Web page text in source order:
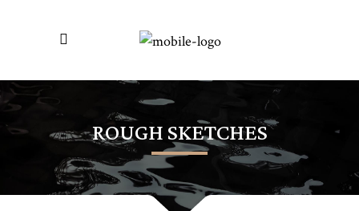
ROUGH SKETCHES